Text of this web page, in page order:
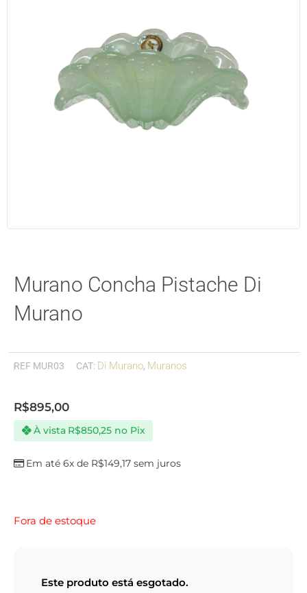
Murano Concha Pistache Di
Murano
REF MUR03 CAT: Di Murano, Muranos
R$895,00
Em até 6x de R$149,17 sem juros
À vista R$850,25 no Pix
Fora de estoque
Este produto está esgotado.